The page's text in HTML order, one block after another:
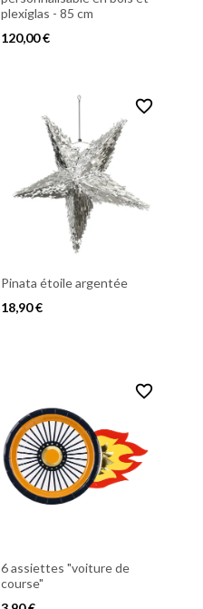
plexiglas - 85 cm
120,00 €
favorite_border
Pinata étoile argentée
18,90 €
favorite_border
6 assiettes "voiture de
course"